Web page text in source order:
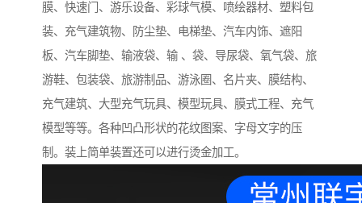
膜、快速门、游乐设备、彩球气模、喷绘器材、塑料包
装、充气建筑物、防尘垫、电梯垫、汽车内饰、遮阳
板、汽车脚垫、输液袋、输 、袋、导尿袋、氧气袋、旅
游鞋、包装袋、旅游制品、游泳圈、名片夹、膜结构、
充气建筑、大型充气玩具、模型玩具、膜式工程、充气
模型等等。各种凹凸形状的花纹图案、字母文字的压
制。装上简单装置还可以进行烫金加工。